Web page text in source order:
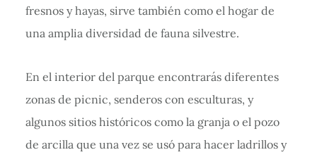
fresnos y hayas, sirve también como el hogar de
una amplia diversidad de fauna silvestre.
En el interior del parque encontrarás diferentes
zonas de picnic, senderos con esculturas, y
algunos sitios históricos como la granja o el pozo
de arcilla que una vez se usó para hacer ladrillos y